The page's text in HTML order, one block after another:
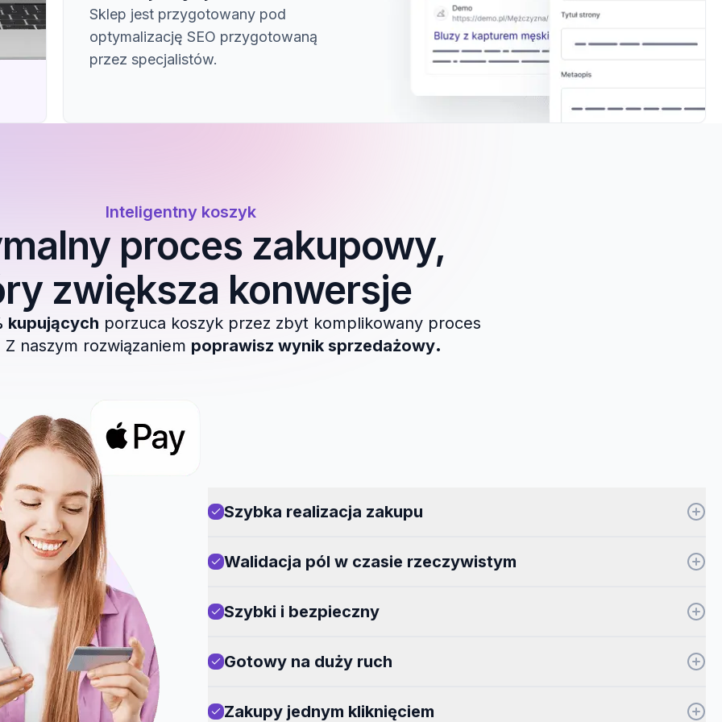
Sklep jest przygotowany pod
optymalizację SEO przygotowaną
przez specjalistów.
Inteligentny koszyk
proces zakupowy,
zwiększa konwersje
kupujących porzuca koszyk przez zbyt komplikowany proces
naszym rozwiązaniem poprawisz wynik sprzedażowy.
Szybka realizacja zakupu
Walidacja pól w czasie rzeczywistym
Szybki i bezpieczny
Gotowy na duży ruch
Zakupy jednym kliknięciem